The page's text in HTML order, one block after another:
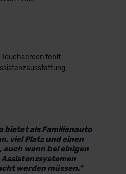
fehlt
bietet als Familienauto
viel Platz und einen
wenn bei einigen
werden müssen."